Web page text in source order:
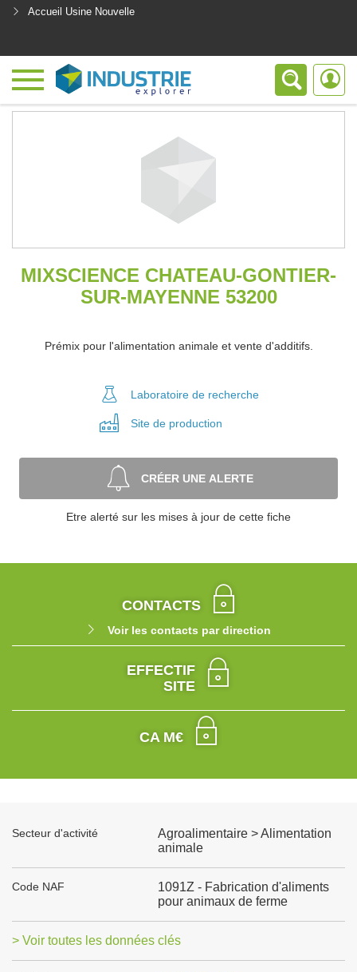
Accueil Usine Nouvelle
MIXSCIENCE CHATEAU-GONTIER-
SUR-MAYENNE 53200
Prémix pour l'alimentation animale et vente d'additifs.
Laboratoire de recherche
Site de production
CRÉER UNE ALERTE
Etre alerté sur les mises à jour de cette fiche
CONTACTS
Voir les contacts par direction
EFFECTIF
SITE
CA M€
Secteur d'activité
Agroalimentaire > Alimentation
animale
Code NAF
1091Z - Fabrication d'aliments
pour animaux de ferme
> Voir toutes les données clés